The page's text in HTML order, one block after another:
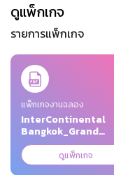
ดูแพ็กเกจ
รายการแพ็กเกจ
Slide 1 of 3
แพ็กเกจงานฉลอง
InterContinental
Bangkok_Grand
Ballroom Wedding
Package
2026.pdf
ดูแพ็กเกจ